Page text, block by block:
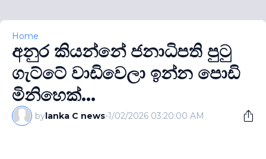
Home
අනුර කියන්නේ ජනාධිපති පුටු
ගැට්ටේ වාඩිවෙලා ඉන්න පොඩි
මිනිහෙක්...
bylanka C news-1/02/2026 03:20:00 AM